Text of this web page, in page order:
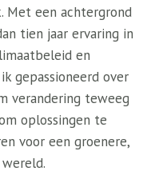
Met een achtergrond
tien jaar ervaring in
en
gepassioneerd over
verandering teweeg
oplossingen te
voor een groenere,